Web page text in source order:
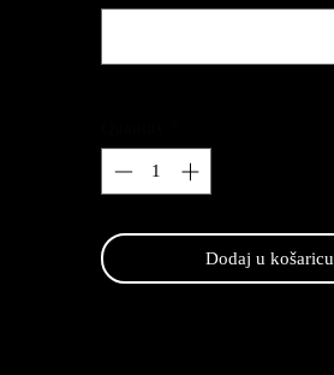
Dodaj u košaricu